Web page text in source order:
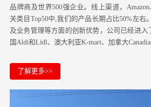
品牌商及世界500强企业。 线上渠道，Amazon
关类目Top50中,我们的产品长期占比50%左右
及业务管理等方面的创新优势，公司已经进入
国Aldi和Lidl、澳大利亚K-mart、加拿大
了解更多>>